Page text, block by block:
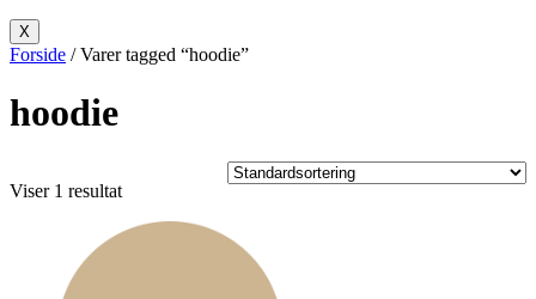
X
Forside / Varer tagged “hoodie”
hoodie
Viser 1 resultat